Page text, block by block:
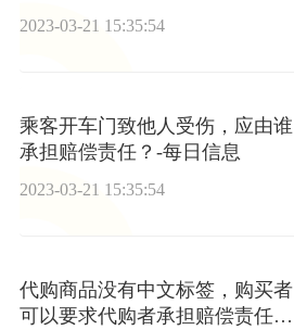
2023-03-21 15:35:54
乘客开车门致他人受伤，应由谁
承担赔偿责任？-每日信息
2023-03-21 15:35:54
代购商品没有中文标签，购买者
可以要求代购者承担赔偿责任